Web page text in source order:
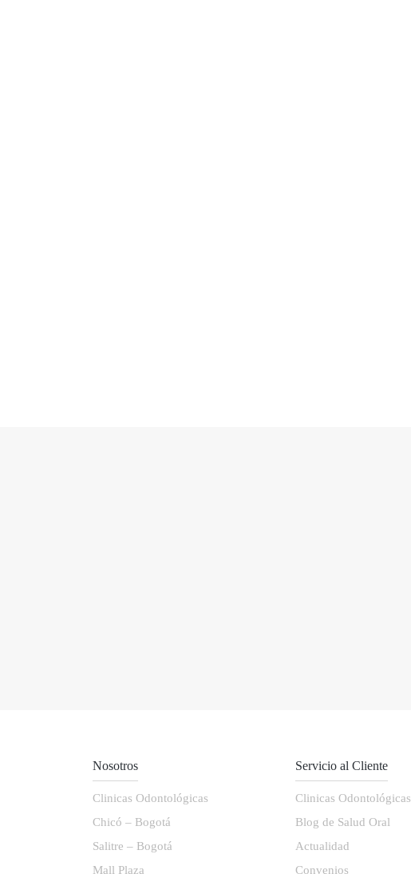
Nosotros
Clinicas Odontológicas
Chicó – Bogotá
Salitre – Bogotá
Mall Plaza
Servicio al Cliente
Clinicas Odontológicas
Blog de Salud Oral
Actualidad
Convenios